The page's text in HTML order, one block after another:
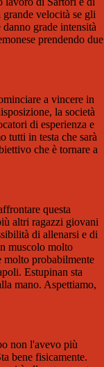
velocità se gli
grade intensità
prendendo due
a vincere in
la società
di esperienza e
tutti in testa che sarà
che è tornare a
questa
altri ragazzi giovani
di allenarsi e di
muscolo molto
molto probabilmente
Estupinan sta
mano. Aspettiamo,
non l'avevo più
bene fisicamente.